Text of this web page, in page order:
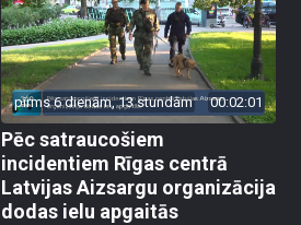
pirms 6 dienām, 13 stundām 00:02:01
Pēc satraucošiem
incidentiem Rīgas centrā
Latvijas Aizsargu organizācija
dodas ielu apgaitās